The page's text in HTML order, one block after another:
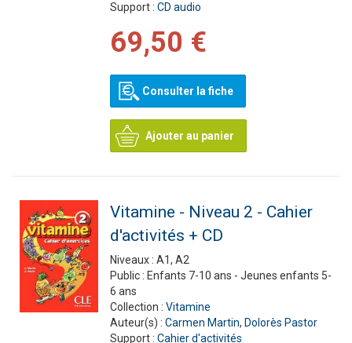
Support : CD audio
69,50 €
Consulter la fiche
Ajouter au panier
Vitamine - Niveau 2 - Cahier
d'activités + CD
Niveaux : A1, A2
Public : Enfants 7-10 ans - Jeunes enfants 5-
6 ans
Collection : Vitamine
Auteur(s) : Carmen Martin, Dolorès Pastor
Support : Cahier d'activités